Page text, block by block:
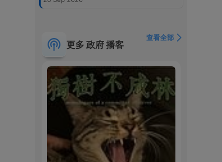
更多 政府 播客
查看全部